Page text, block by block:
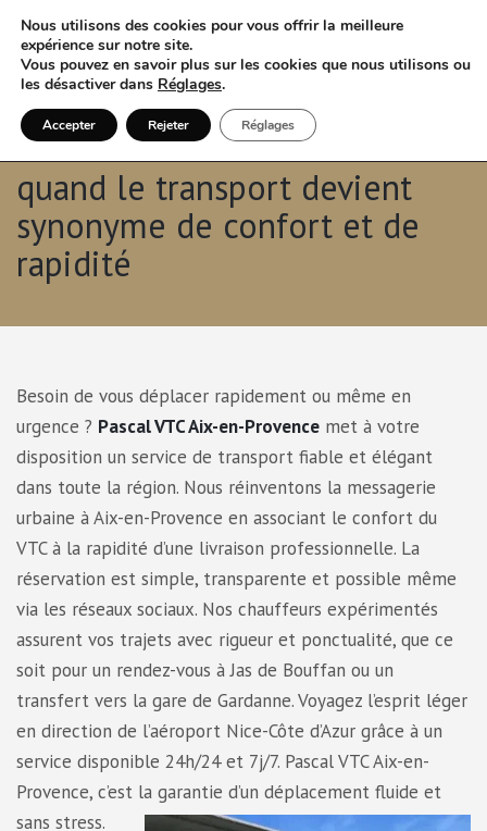
Pascal VTC Aix-en-Provence
quand le transport devient
synonyme de confort et de
rapidité
Besoin de vous déplacer rapidement ou même en
urgence ? Pascal VTC Aix-en-Provence met à votre
disposition un service de transport fiable et élégant
dans toute la région. Nous réinventons la messagerie
urbaine à Aix-en-Provence en associant le confort du
VTC à la rapidité d’une livraison professionnelle. La
réservation est simple, transparente et possible même
via les réseaux sociaux. Nos chauffeurs expérimentés
assurent vos trajets avec rigueur et ponctualité, que ce
soit pour un rendez-vous à Jas de Bouffan ou un
transfert vers la gare de Gardanne. Voyagez l’esprit léger
en direction de l’aéroport Nice-Côte d’Azur grâce à un
service disponible 24h/24 et 7j/7. Pascal VTC Aix-en-
Provence, c’est la garantie d’un déplacement fluide et
sans stress.
Nous utilisons des cookies pour vous offrir la meilleure
expérience sur notre site.
Vous pouvez en savoir plus sur les cookies que nous utilisons ou
les désactiver dans Réglages.
Accepter Rejeter Réglages